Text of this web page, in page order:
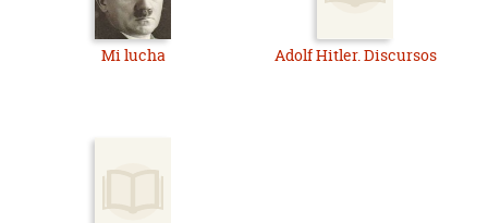
Mi lucha Adolf Hitler. Discursos